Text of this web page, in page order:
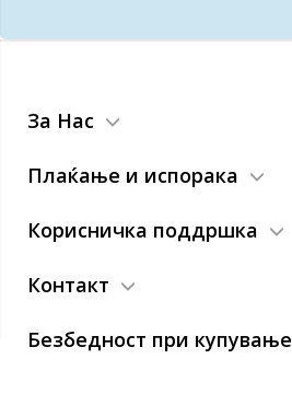
За Нас
Плаќање и испорака
Корисничка поддршка
Контакт
Безбедност при купување